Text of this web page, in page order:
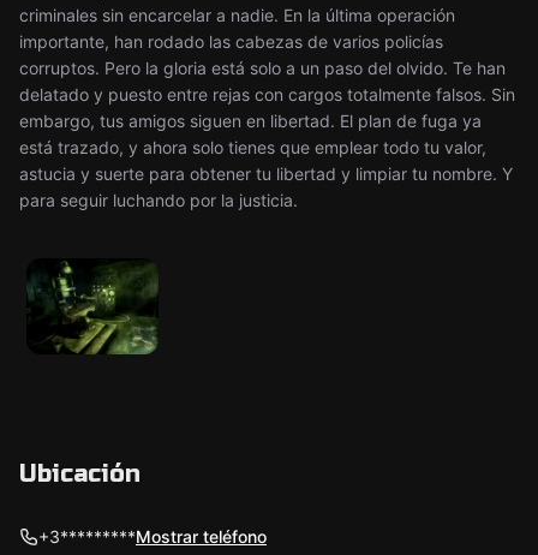
criminales sin encarcelar a nadie. En la última operación
importante, han rodado las cabezas de varios policías
corruptos. Pero la gloria está solo a un paso del olvido. Te han
delatado y puesto entre rejas con cargos totalmente falsos. Sin
embargo, tus amigos siguen en libertad. El plan de fuga ya
está trazado, y ahora solo tienes que emplear todo tu valor,
astucia y suerte para obtener tu libertad y limpiar tu nombre. Y
para seguir luchando por la justicia.
Ubicación
+3*********Mostrar teléfono